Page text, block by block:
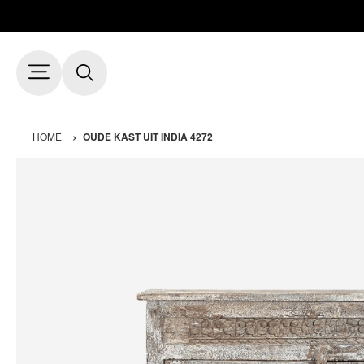
HOME OUDE KAST UIT INDIA 4272